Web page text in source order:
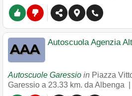
Autoscuola Agenzia
Autoscuole Garessio in Piazza
Garessio a 23.33 km. da Albenga |